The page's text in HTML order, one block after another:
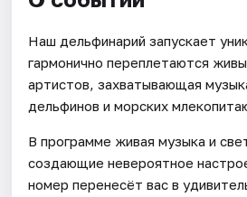
Наш дельфинарий запускает
гармонично переплетаются
артистов, захватывающая
дельфинов и морских
В программе живая музыка и
создающие невероятное
номер перенесёт вас в